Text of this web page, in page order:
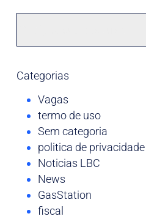
Categorias
Vagas
termo de uso
Sem categoria
politica de privacidade
Noticias LBC
News
GasStation
fiscal